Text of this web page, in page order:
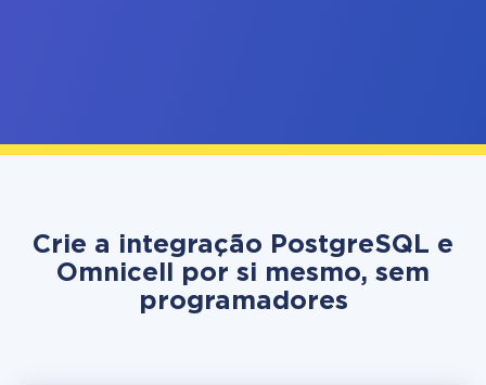
Crie a integração PostgreSQL e
Omnicell por si mesmo, sem
programadores